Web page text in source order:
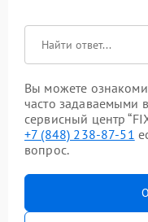
Вы можете
часто задаваемыми
сервисный центр
+7 (848) 238-87-51
вопрос.